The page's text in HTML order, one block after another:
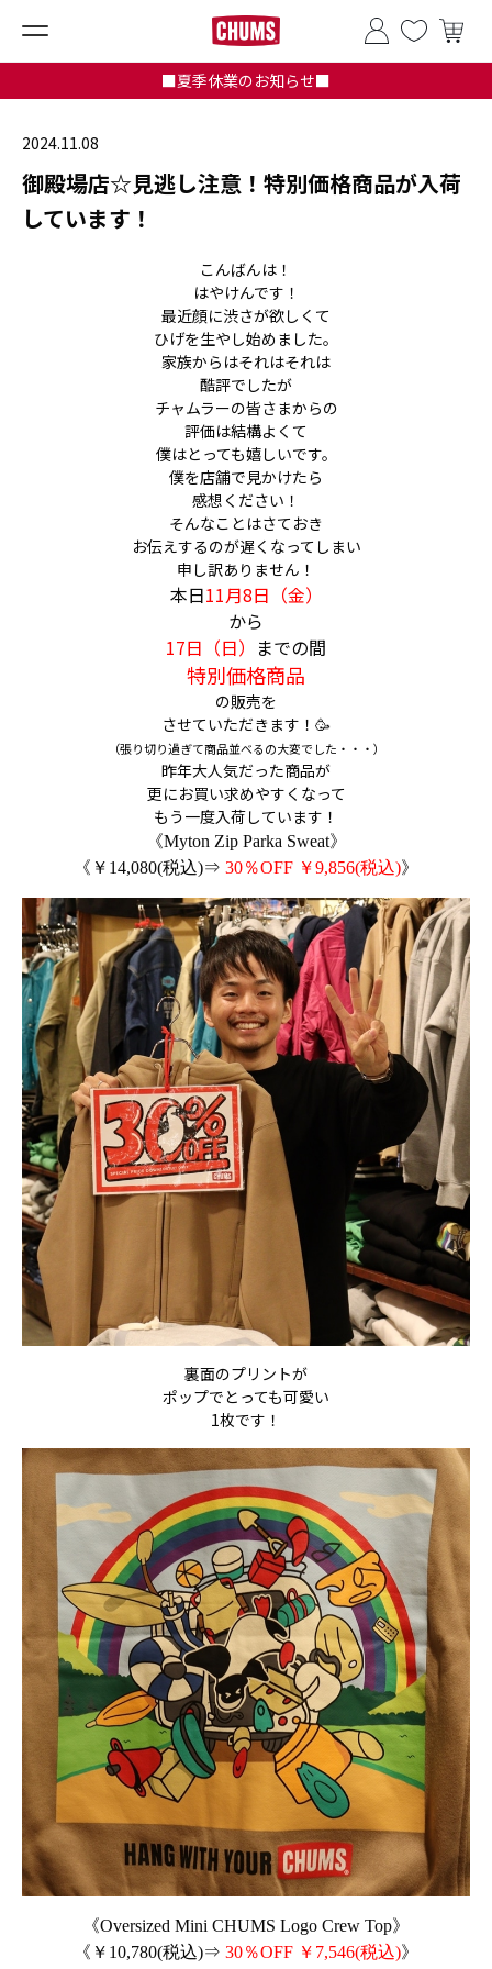
■夏季休業のお知らせ■
2024.11.08
御殿場店☆見逃し注意！特別価格商品が入荷
しています！
こんばんは！
はやけんです！
最近顔に渋さが欲しくて
ひげを生やし始めました。
家族からはそれはそれは
酷評でしたが
チャムラーの皆さまからの
評価は結構よくて
僕はとっても嬉しいです。
僕を店舗で見かけたら
感想ください！
そんなことはさておき
お伝えするのが遅くなってしまい
申し訳ありません！
本日11月8日（金）
から
17日（日） までの間
特別価格商品
の販売を
させていただきます！🥳
（張り切り過ぎて商品並べるの大変でした・・・）
昨年大人気だった商品が
更にお買い求めやすくなって
もう一度入荷しています！
《Myton Zip Parka Sweat》
《￥14,080(税込)⇒ 30％OFF ￥9,856(税込)》
裏面のプリントが
ポップでとっても可愛い
1枚です！
《Oversized Mini CHUMS Logo Crew Top》
《￥10,780(税込)⇒ 30％OFF ￥7,546(税込)》